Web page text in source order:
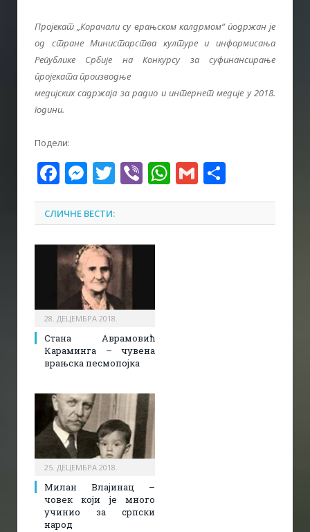
Пројекат „Корачали су врањском калдрмом“ подржан је
од стране Министарства културе и информисања
Републике Србије на Конкурсу за суфинансирање
проjеката производње
медијских садржаја за радио и интернет медије у 2018.
години.
Подели:
Facebook
Messenger
Twitter
ViberWhatsApp
Gmail
СЛИЧНЕ ВЕСТИ:
28. ДЕЦЕМБРА 2018.
Стана Аврамовић
Караминга – чувена
врањска песмопојка
25. ДЕЦЕМБРА 2018.
Милан Влајинац –
човек који је много
учинио за српски
народ